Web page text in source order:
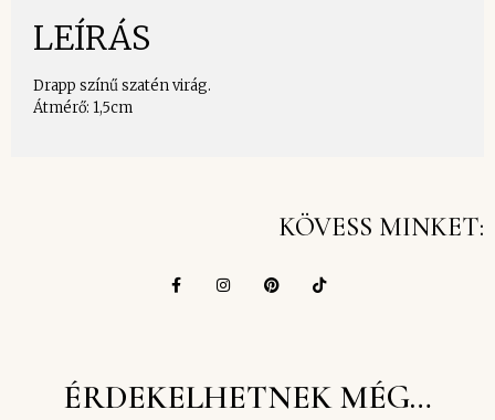
LEÍRÁS
Drapp színű szatén virág.
Átmérő: 1,5cm
KÖVESS MINKET:
ÉRDEKELHETNEK MÉG…